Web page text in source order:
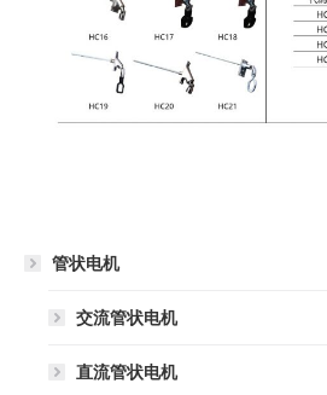
管状电机
交流管状电机
直流管状电机